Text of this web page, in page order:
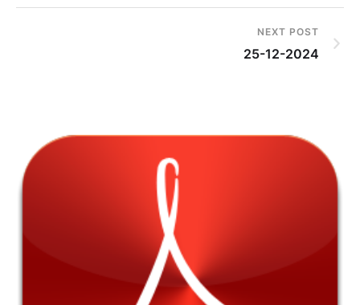
NEXT POST
25-12-2024